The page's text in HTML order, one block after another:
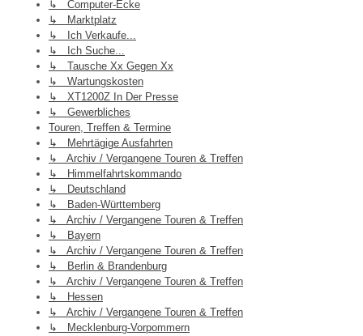
↳ Computer-Ecke
↳ Marktplatz
↳ Ich Verkaufe...
↳ Ich Suche...
↳ Tausche Xx Gegen Xx
↳ Wartungskosten
↳ XT1200Z In Der Presse
↳ Gewerbliches
Touren, Treffen & Termine
↳ Mehrtägige Ausfahrten
↳ Archiv / Vergangene Touren & Treffen
↳ Himmelfahrtskommando
↳ Deutschland
↳ Baden-Württemberg
↳ Archiv / Vergangene Touren & Treffen
↳ Bayern
↳ Archiv / Vergangene Touren & Treffen
↳ Berlin & Brandenburg
↳ Archiv / Vergangene Touren & Treffen
↳ Hessen
↳ Archiv / Vergangene Touren & Treffen
↳ Mecklenburg-Vorpommern